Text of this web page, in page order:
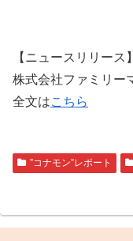
【ニュースリリース】
株式会社ファミリー
全文はこちら
”コナモン”レポート